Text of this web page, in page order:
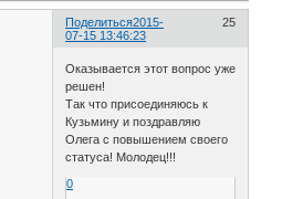
Поделиться 25
2015-
07-15 13:46:23
Оказывается этот вопрос уже
решен!
Так что присоединяюсь к
Кузьмину и поздравляю
Олега с повышением своего
статуса! Молодец!!!
0